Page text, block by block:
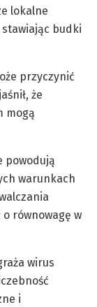
lokalne
budki
przyczynić
że
mogą
powodują
warunkach
równowagę w
wirus
i